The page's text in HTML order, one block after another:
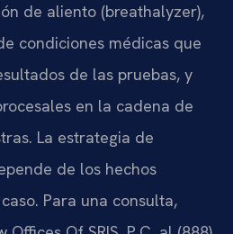
de aliento (breathalyzer),
condiciones médicas que
de las pruebas, y
en la cadena de
La estrategia de
de los hechos
Para una consulta,